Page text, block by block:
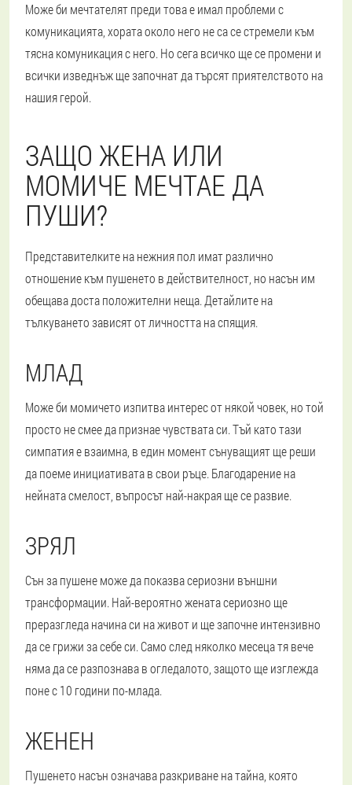
Може би мечтателят преди това е имал проблеми с
комуникацията, хората около него не са се стремели към
тясна комуникация с него. Но сега всичко ще се промени и
всички изведнъж ще започнат да търсят приятелството на
нашия герой.
ЗАЩО ЖЕНА ИЛИ
МОМИЧЕ МЕЧТАЕ ДА
ПУШИ?
Представителките на нежния пол имат различно
отношение към пушенето в действителност, но насън им
обещава доста положителни неща. Детайлите на
тълкуването зависят от личността на спящия.
МЛАД
Може би момичето изпитва интерес от някой човек, но той
просто не смее да признае чувствата си. Тъй като тази
симпатия е взаимна, в един момент сънуващият ще реши
да поеме инициативата в свои ръце. Благодарение на
нейната смелост, въпросът най-накрая ще се развие.
ЗРЯЛ
Сън за пушене може да показва сериозни външни
трансформации. Най-вероятно жената сериозно ще
преразгледа начина си на живот и ще започне интензивно
да се грижи за себе си. Само след няколко месеца тя вече
няма да се разпознава в огледалото, защото ще изглежда
поне с 10 години по-млада.
ЖЕНЕН
Пушенето насън означава разкриване на тайна, която